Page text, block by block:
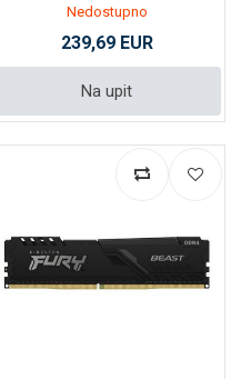
Nedostupno
239,69 EUR
Na upit